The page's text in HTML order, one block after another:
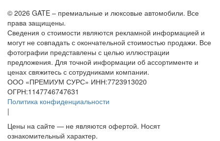
© 2026 GATE – премиальные и люксовые автомобили. Все
права защищены.
Сведения о стоимости являются рекламной информацией и
могут не совпадать с окончательной стоимостью продажи. Все
фотографии представлены с целью иллюстрации
предложения. Для точной информации об ассортименте и
ценах свяжитесь с сотрудниками компании.
ООО «ПРЕМИУМ СУРС» ИНН:7723913020
ОГРН:1147746747631
Политика конфиденциальности
|
Цены на сайте — не являются офертой. Носят
ознакомительный характер.